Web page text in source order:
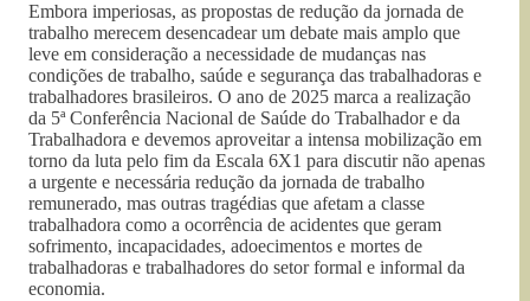
Embora imperiosas, as propostas de redução da jornada de
trabalho merecem desencadear um debate mais amplo que
leve em consideração a necessidade de mudanças nas
condições de trabalho, saúde e segurança das trabalhadoras e
trabalhadores brasileiros. O ano de 2025 marca a realização
da 5ª Conferência Nacional de Saúde do Trabalhador e da
Trabalhadora e devemos aproveitar a intensa mobilização em
torno da luta pelo fim da Escala 6X1 para discutir não apenas
a urgente e necessária redução da jornada de trabalho
remunerado, mas outras tragédias que afetam a classe
trabalhadora como a ocorrência de acidentes que geram
sofrimento, incapacidades, adoecimentos e mortes de
trabalhadoras e trabalhadores do setor formal e informal da
economia.